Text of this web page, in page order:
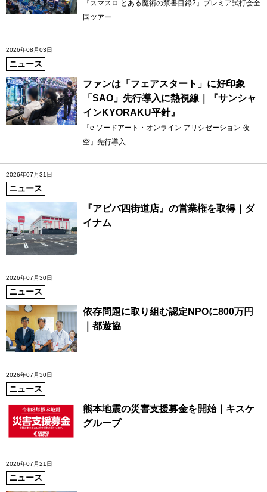
『スマスロ とある魔術の禁書目録2』プレミア試打会全
国ツアー
2026年08月03日
ニュース
ファンは「フェアスタート」に好印象
「SAO」先行導入に熱視線｜『サンシャ
インKYORAKU平針』
『e ソードアート・オンライン アリシゼーション 夜
空』先行導入
2026年07月31日
ニュース
『アビバ四街道店』の営業権を取得｜ダ
イナム
2026年07月30日
ニュース
依存問題に取り組む認定NPOに800万円
｜都遊協
2026年07月30日
ニュース
熊本地震の災害支援募金を開始｜キスケ
グループ
2026年07月21日
ニュース